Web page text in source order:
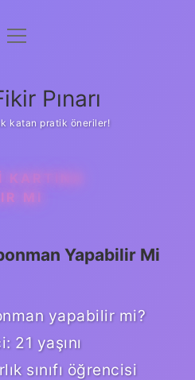
Politikası
Uyarı
menüyü
Pınarı
katan pratik öneriler!
KARTINA
MI
Yapabilir Mi
yapabilir mi?
21 yaşını
sınıfı öğrencisi